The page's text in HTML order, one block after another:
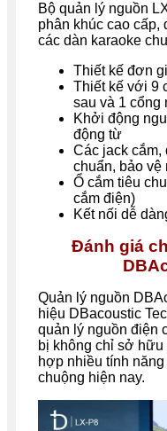
Bộ quản lý nguồn
phân khúc cao
các dàn karaoke
Thiết kế đơn
Thiết kế với 9
sau và 1 cổng
Khởi động
động từ
Các jack cắm,
chuẩn, bảo vệ
Ổ cắm tiêu
cắm điện)
Kết nối dễ
Đánh giá
Quản lý nguồn
hiệu DBacoustic
quản lý nguồn điện
bị không chỉ sở hữu
hợp nhiều tính
chuộng hiện nay.